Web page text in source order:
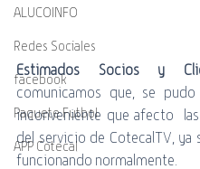
ALUCOINFO
Redes Sociales
facebook
Paquete Futbol
APP Cotecal
Estimados Socios y
comunicamos que, se pudo
inconveniente que afecto  las
del servicio de CotecalTV, ya
funcionando normalmente.